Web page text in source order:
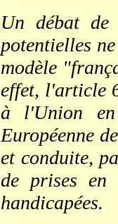
Un débat de
potentielles
modèle
effet, l'article
à l'Union
Européenne
et conduite,
de prises en
handicapées.